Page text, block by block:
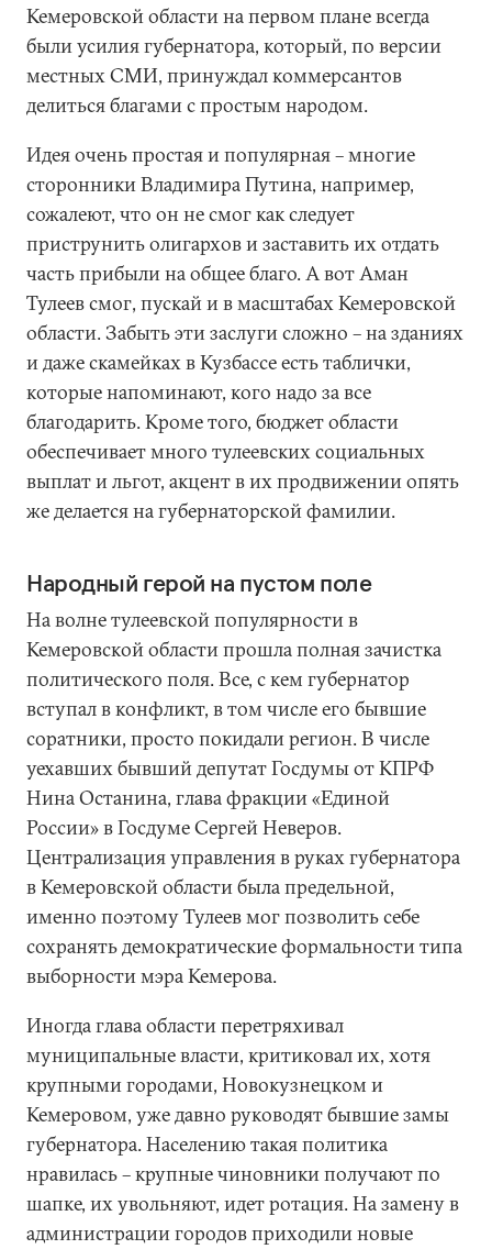
Кемеровской области на первом плане всегда
были усилия губернатора, который, по версии
местных СМИ, принуждал коммерсантов
делиться благами с простым народом.
Идея очень простая и популярная – многие
сторонники Владимира Путина, например,
сожалеют, что он не смог как следует
приструнить олигархов и заставить их отдать
часть прибыли на общее благо. А вот Аман
Тулеев смог, пускай и в масштабах Кемеровской
области. Забыть эти заслуги сложно – на зданиях
и даже скамейках в Кузбассе есть таблички,
которые напоминают, кого надо за все
благодарить. Кроме того, бюджет области
обеспечивает много тулеевских социальных
выплат и льгот, акцент в их продвижении опять
же делается на губернаторской фамилии.
Народный герой на пустом поле
На волне тулеевской популярности в
Кемеровской области прошла полная зачистка
политического поля. Все, с кем губернатор
вступал в конфликт, в том числе его бывшие
соратники, просто покидали регион. В числе
уехавших бывший депутат Госдумы от КПРФ
Нина Останина, глава фракции «Единой
России» в Госдуме Сергей Неверов.
Централизация управления в руках губернатора
в Кемеровской области была предельной,
именно поэтому Тулеев мог позволить себе
сохранять демократические формальности типа
выборности мэра Кемерова.
Иногда глава области перетряхивал
муниципальные власти, критиковал их, хотя
крупными городами, Новокузнецком и
Кемеровом, уже давно руководят бывшие замы
губернатора. Населению такая политика
нравилась – крупные чиновники получают по
шапке, их увольняют, идет ротация. На замену в
администрации городов приходили новые